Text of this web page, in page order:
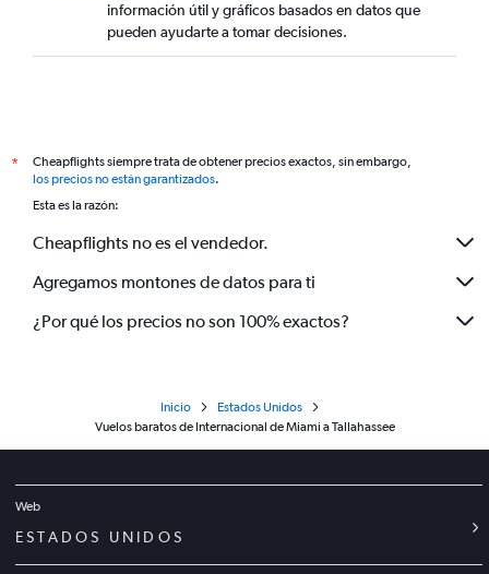
información útil y gráficos basados en datos que
pueden ayudarte a tomar decisiones.
*
Cheapflights siempre trata de obtener precios exactos, sin embargo,
los precios no están garantizados.
Esta es la razón:
Cheapflights no es el vendedor.
Agregamos montones de datos para ti
¿Por qué los precios no son 100% exactos?
Inicio
Estados Unidos
Vuelos baratos de Internacional de Miami a Tallahassee
Web
ESTADOS UNIDOS